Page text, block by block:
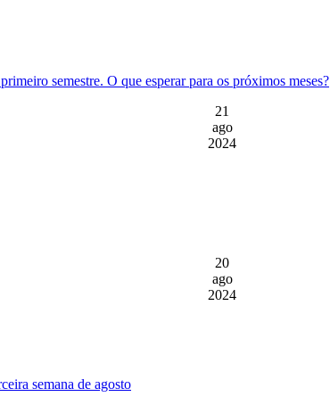
semestre. O que esperar para os próximos meses?
21
ago
2024
20
ago
2024
semana de agosto